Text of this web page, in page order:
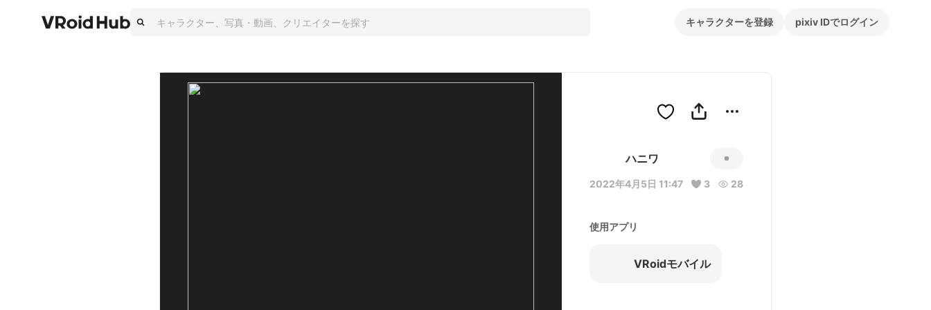
キャラクターを登録 pixiv IDでログイン
ハニワ
2022年4月5日 11:47 3 28
使用アプリ
VRoidモバイル